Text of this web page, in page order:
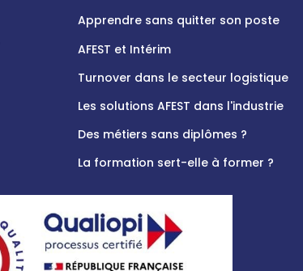
Apprendre sans quitter son poste
AFEST et Intérim
Turnover dans le secteur logistique
Les solutions AFEST dans l'industrie
Des métiers sans diplômes ?
La formation sert-elle à former ?